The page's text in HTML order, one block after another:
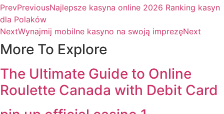
PrevPreviousNajlepsze kasyna online 2026 Ranking kasyn
dla Polaków
NextWynajmij mobilne kasyno na swoją imprezęNext
More To Explore
The Ultimate Guide to Online
Roulette Canada with Debit Card